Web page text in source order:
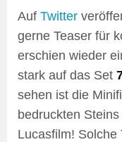
Auf Twitter
gerne Teaser für
erschien wieder
stark auf das Set
sehen ist die
bedruckten
Lucasfilm! Solche